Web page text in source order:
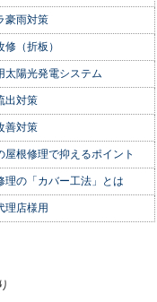
豪雨対策
修（折板）
太陽光発電システム
出対策
善対策
屋根修理で抑えるポイント
理の「カバー工法」とは
理店様用